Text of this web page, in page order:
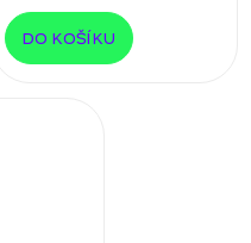
DO KOŠÍKU